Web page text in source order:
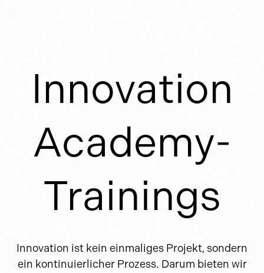
Innovation
Academy-
Trainings
Innovation ist kein einmaliges Projekt, sondern
ein kontinuierlicher Prozess. Darum bieten wir